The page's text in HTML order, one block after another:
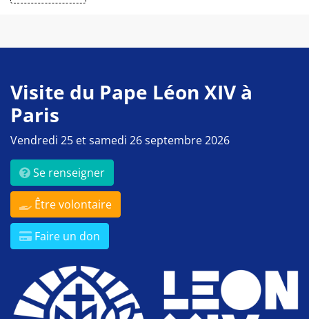
Visite du Pape Léon XIV à
Paris
Vendredi 25 et samedi 26 septembre 2026
Se renseigner
Être volontaire
Faire un don